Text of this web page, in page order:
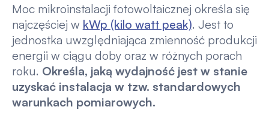
Moc mikroinstalacji fotowoltaicznej określa się
najczęściej w kWp (kilo watt peak). Jest to
jednostka uwzględniająca zmienność produkcji
energii w ciągu doby oraz w różnych porach
roku. Określa, jaką wydajność jest w stanie
uzyskać instalacja w tzw. standardowych
warunkach pomiarowych.